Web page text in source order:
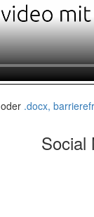
oder .docx,
Social